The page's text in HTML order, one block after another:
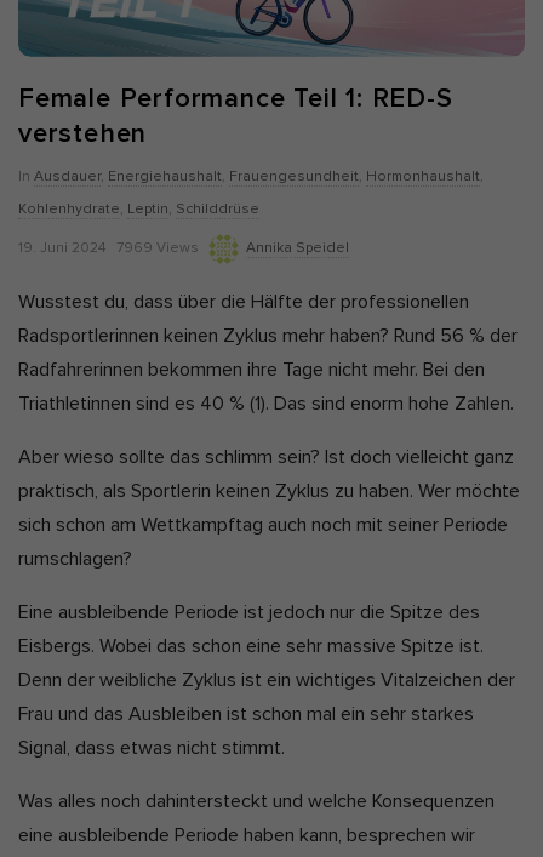
Female Performance Teil 1: RED-S
verstehen
In Ausdauer, Energiehaushalt, Frauengesundheit, Hormonhaushalt,
Kohlenhydrate, Leptin, Schilddrüse
P
b
l
i
s
19. Juni 2024 7969 Views Annika Speidel
Wusstest du, dass über die Hälfte der professionellen
Radsportlerinnen keinen Zyklus mehr haben? Rund 56 % der
Radfahrerinnen bekommen ihre Tage nicht mehr. Bei den
Triathletinnen sind es 40 % (1). Das sind enorm hohe Zahlen.
Aber wieso sollte das schlimm sein? Ist doch vielleicht ganz
praktisch, als Sportlerin keinen Zyklus zu haben. Wer möchte
sich schon am Wettkampftag auch noch mit seiner Periode
rumschlagen?
Eine ausbleibende Periode ist jedoch nur die Spitze des
Eisbergs. Wobei das schon eine sehr massive Spitze ist.
Denn der weibliche Zyklus ist ein wichtiges Vitalzeichen der
Frau und das Ausbleiben ist schon mal ein sehr starkes
Signal, dass etwas nicht stimmt.
Was alles noch dahintersteckt und welche Konsequenzen
eine ausbleibende Periode haben kann, besprechen wir
Alle akzeptieren Auswahl verwenden
Nur essenzielle Cookies akzeptieren
Essenziell (7)
Essenzielle Cookies ermöglichen grundlegende Funktionen und sind
für die einwandfreie Funktion und die Sicherheit der Website
Cookie-Informationen anzeigen
Anonyme Statistiken (1)
Informationen helfen uns zu verstehen, wie unsere Besucher unsere
können wir unser Angebot besser auf unsere Besucher abstimmen.
Cookie-Informationen anzeigen
Marketing (5)
indem sie Besucher über Websites hinweg verfolgen.
Cookie-Informationen anzeigen
Inhalte von Videoplattformen und Social-Media-Plattformen werden
manuellen Einwilligung mehr.
Cookie-Informationen anzeigen